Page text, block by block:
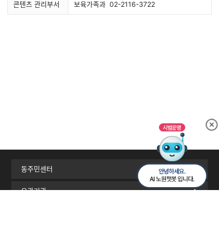
콘텐츠 관리부서 보육가족과 02-2116-3722
동주민센터
유관기관